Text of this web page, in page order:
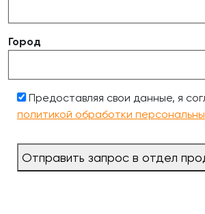
Город
Предоставляя свои данные, я
политикой обработки
Отправить запрос в отдел